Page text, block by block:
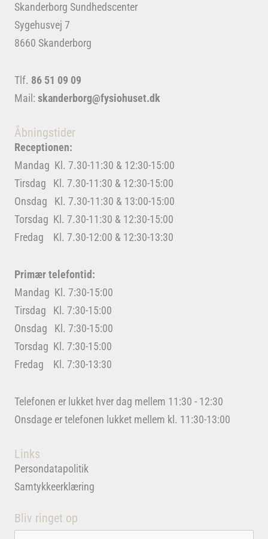
Skanderborg Sundhedscenter
Sygehusvej 7
8660 Skanderborg
Tlf. 86 51 09 09
Mail: skanderborg@fysiohuset.dk
Åbningstider
Receptionen:
Mandag Kl. 7.30-11:30 & 12:30-15:00
Tirsdag Kl. 7.30-11:30 & 12:30-15:00
Onsdag Kl. 7.30-11:30 & 13:00-15:00
Torsdag Kl. 7.30-11:30 & 12:30-15:00
Fredag Kl. 7.30-12:00 & 12:30-13:30
Primær telefontid:
Mandag Kl. 7:30-15:00
Tirsdag Kl. 7:30-15:00
Onsdag Kl. 7:30-15:00
Torsdag Kl. 7:30-15:00
Fredag Kl. 7:30-13:30
Telefonen er lukket hver dag mellem 11:30 - 12:30
Onsdage er telefonen lukket mellem kl. 11:30-13:00
Links
Persondatapolitik
Samtykkeerklæring
Bliv ringet op